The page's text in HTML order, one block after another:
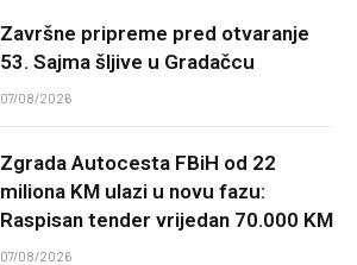
Završne pripreme pred otvaranje
53. Sajma šljive u Gradačcu
07/08/2026
Zgrada Autocesta FBiH od 22
miliona KM ulazi u novu fazu:
Raspisan tender vrijedan 70.000 KM
07/08/2026